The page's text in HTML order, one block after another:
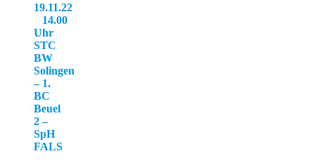
19.11.22
14.00
Uhr
STC
BW
Solingen
– 1.
BC
Beuel
2 –
SpH
FALS